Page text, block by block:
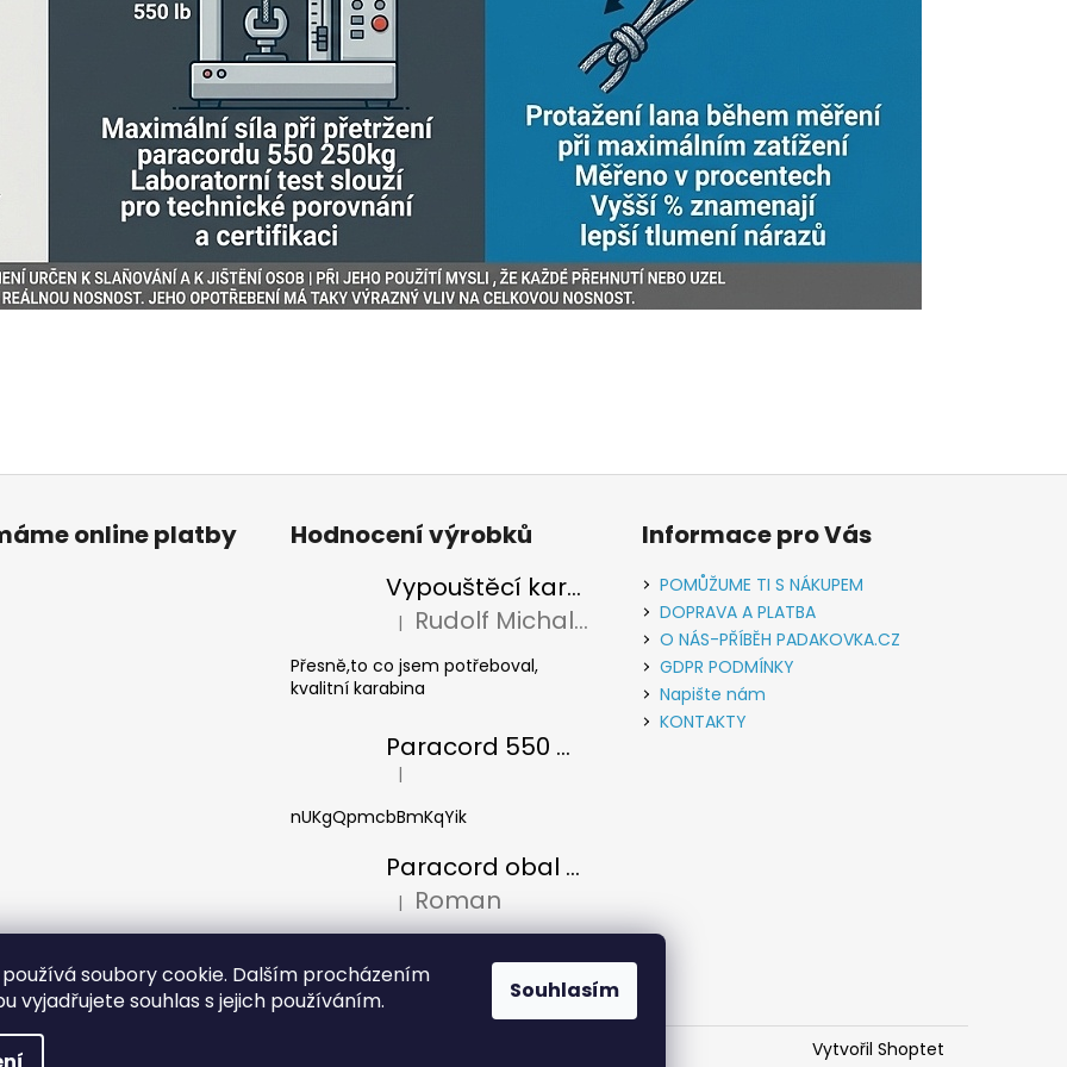
soubory cookie. Dalším procházením
vyjadřujete souhlas s jejich používáním.
Souhlasím
online platby
Hodnocení výrobků
Vypouštěcí karabina kovová stříbrná
Hodnocení produktu je 5 z 5 hvězdiček.
| Rudolf Michalec
Přesně,to co jsem potřeboval,
kvalitní karabina
Paracord 550 metráž Světle zelená
Hodnocení produktu je 5 z 5 hvězdiček.
|
nUKgQpmcbBmKqYik
Paracord obal na láhev
Hodnocení produktu je 5 z 5 hvězdiček.
| Roman
(síťku)na láhev Nalgene 1 litr se
širokým hrdlem, takže zaslanou...
Informace pro Vás
POMŮŽUME TI S NÁKUPEM
DOPRAVA A PLATBA
O NÁS-PŘÍBĚH PADAKOVKA.CZ
GDPR PODMÍNKY
Napište nám
KONTAKTY
Vytvořil Shoptet